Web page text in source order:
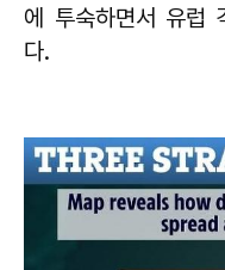
에 투숙하면서 유럽
다.